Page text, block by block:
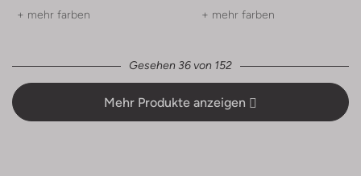
+ mehr farben + mehr farben
Gesehen 36 von 152
Mehr Produkte anzeigen